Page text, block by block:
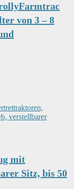
von 3 – 8
mit
Sitz, bis 50